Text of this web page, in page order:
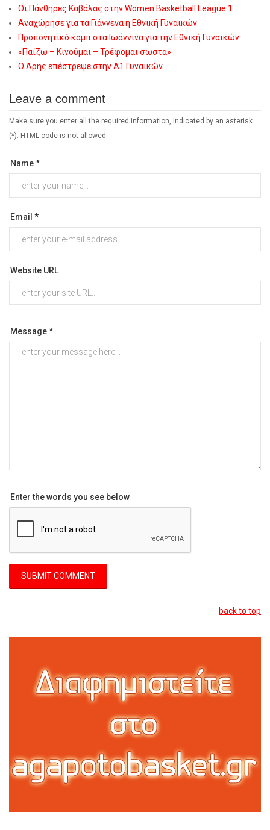
Οι Πάνθηρες Καβάλας στην Women Basketball League 1
Αναχώρησε για τα Γιάννενα η Εθνική Γυναικών
Προπονητικό καμπ στα Ιωάννινα για την Εθνική Γυναικών
«Παίζω – Κινούμαι – Τρέφομαι σωστά»
Ο Άρης επέστρεψε στην Α1 Γυναικών
Leave a comment
Make sure you enter all the required information, indicated by an asterisk
(*). HTML code is not allowed.
Name *
Email *
Website URL
Message *
Enter the words you see below
back to top